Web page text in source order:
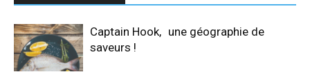
Captain Hook, une géographie de
saveurs !